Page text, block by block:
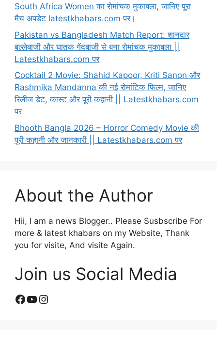
South Africa Women का रोमांचक मुकाबला, जानिए पूरा
मैच अपडेट latestkhabars.com पर।
Pakistan vs Bangladesh Match Report: शानदार
बल्लेबाजी और घातक गेंदबाजी से बना रोमांचक मुकाबला ||
Latestkhabars.com पर
Cocktail 2 Movie: Shahid Kapoor, Kriti Sanon और
Rashmika Mandanna की नई रोमांटिक फिल्म, जानिए
रिलीज डेट, कास्ट और पूरी कहानी || Latestkhabars.com
पर
Bhooth Bangla 2026 – Horror Comedy Movie की
पूरी कहानी और जानकारी || Latestkhabars.com पर
About the Author
Hii, I am a news Blogger.. Please Susbscribe For
more & latest khabars on my Website, Thank
you for visite, And visite Again.
Join us Social Media
Facebook
YouTube
Instagram